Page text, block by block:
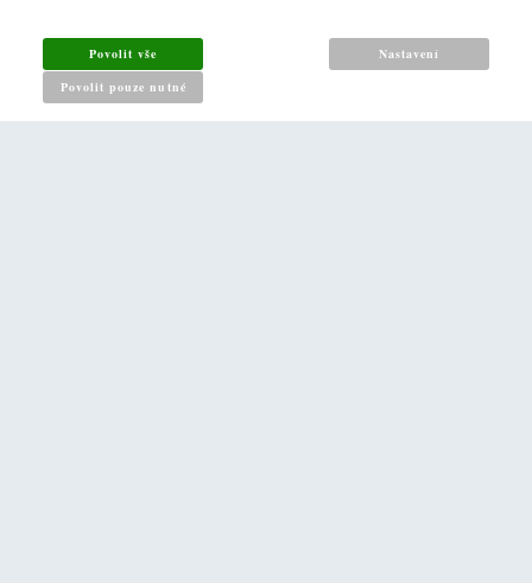
Jak nakupovat
Reklamační řád
Zásady pro nakládání s osobními údaji
Povolit vše
Povolit pouze nutné
Nastavení